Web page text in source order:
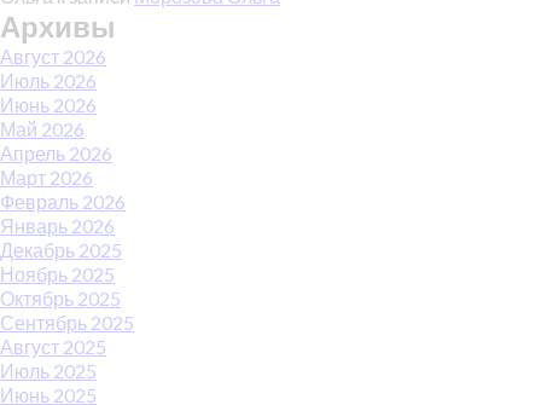
Архивы
Август 2026
Июль 2026
Июнь 2026
Май 2026
Апрель 2026
Март 2026
Февраль 2026
Январь 2026
Декабрь 2025
Ноябрь 2025
Октябрь 2025
Сентябрь 2025
Август 2025
Июль 2025
Июнь 2025